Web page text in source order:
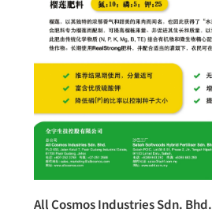
All Cosmos Industries Sdn. Bhd.